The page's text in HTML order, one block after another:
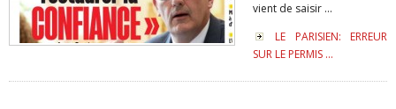
vient de saisir ...
LE PARISIEN: ERREUR
SUR LE PERMIS ...